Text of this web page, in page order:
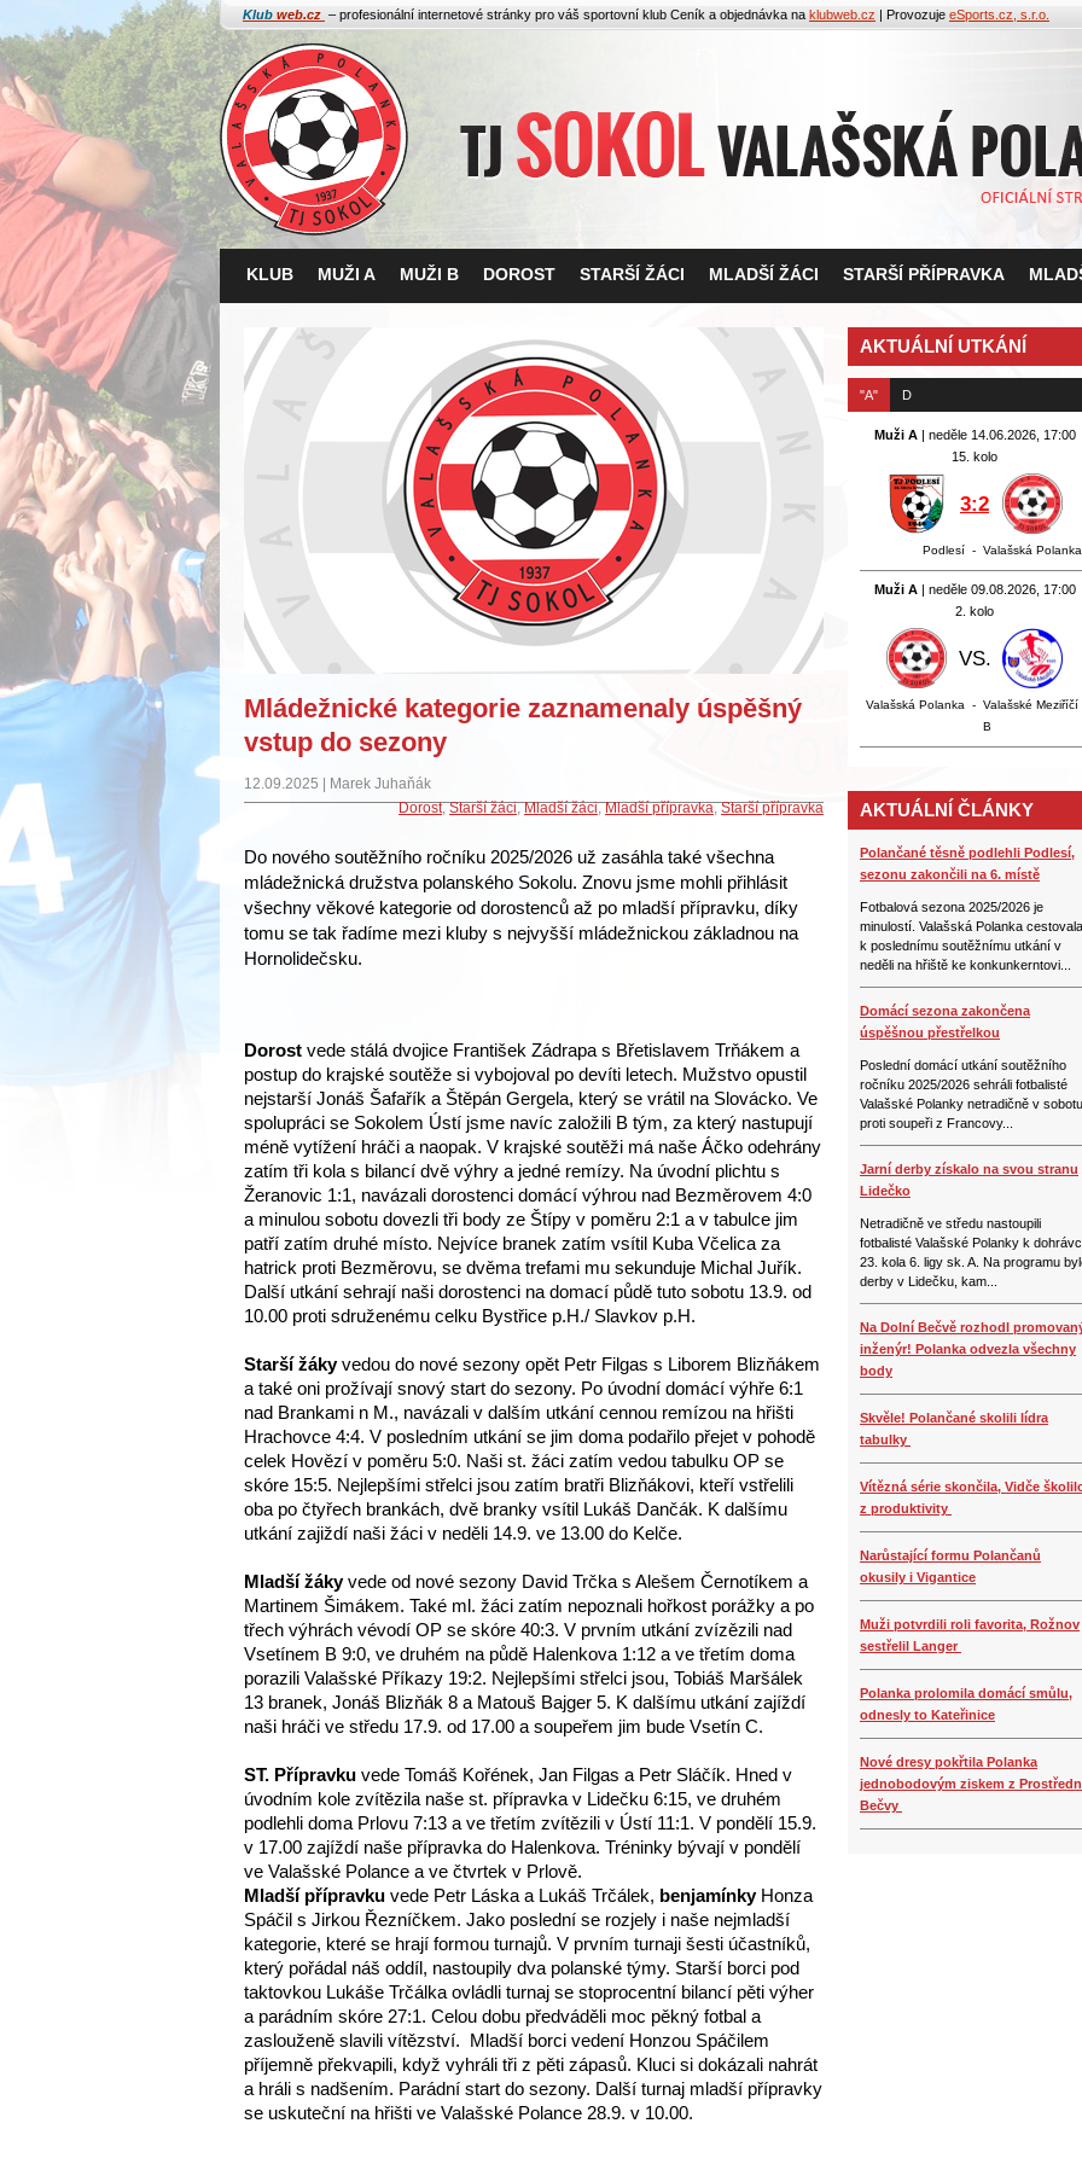
Klub web.cz – profesionální internetové stránky pro váš sportovní klub Ceník a objednávka na klubweb.cz | Provozuje eSports.cz, s.r.o.
KLUB MUŽI A MUŽI B DOROST STARŠÍ ŽÁCI MLADŠÍ ŽÁCI STARŠÍ PŘÍPRAVKA
Mládežnické kategorie zaznamenaly úspěšný
vstup do sezony
12.09.2025 | Marek Juhaňák
Dorost,Starší žáci,Mladší žáci,Mladší přípravka,Starší přípravka
Do nového soutěžního ročníku 2025/2026 už zasáhla také všechna
mládežnická družstva polanského Sokolu. Znovu jsme mohli přihlásit
všechny věkové kategorie od dorostenců až po mladší přípravku, díky
tomu se tak řadíme mezi kluby s nejvyšší mládežnickou základnou na
Hornolidečsku.
Dorost vede stálá dvojice František Zádrapa s Břetislavem Trňákem a
postup do krajské soutěže si vybojoval po devíti letech. Mužstvo opustil
nejstarší Jonáš Šafařík a Štěpán Gergela, který se vrátil na Slovácko. Ve
spolupráci se Sokolem Ústí jsme navíc založili B tým, za který nastupují
méně vytížení hráči a naopak. V krajské soutěži má naše Áčko odehrány
zatím tři kola s bilancí dvě výhry a jedné remízy. Na úvodní plichtu s
Žeranovic 1:1, navázali dorostenci domácí výhrou nad Bezměrovem 4:0
a minulou sobotu dovezli tři body ze Štípy v poměru 2:1 a v tabulce jim
patří zatím druhé místo. Nejvíce branek zatím vsítil Kuba Včelica za
hatrick proti Bezměrovu, se dvěma trefami mu sekunduje Michal Juřík.
Další utkání sehrají naši dorostenci na domací půdě tuto sobotu 13.9. od
10.00 proti sdruženému celku Bystřice p.H./ Slavkov p.H.
Starší žákyvedou do nové sezony opět Petr Filgas s Liborem Blizňákem
a také oni prožívají snový start do sezony. Po úvodní domácí výhře 6:1
nad Brankami n M., navázali v dalším utkání cennou remízou na hřišti
Hrachovce 4:4. V posledním utkání se jim doma podařilo přejet v pohodě
celek Hovězí v poměru 5:0. Naši st. žáci zatím vedou tabulku OP se
skóre 15:5. Nejlepšími střelci jsou zatím bratři Blizňákovi, kteří vstřelili
oba po čtyřech brankách, dvě branky vsítil Lukáš Dančák. K dalšímu
utkání zajiždí naši žáci v neděli 14.9. ve 13.00 do Kelče.
Mladší žákyvede od nové sezony David Trčka s Alešem Černotíkem a
Martinem Šimákem. Také ml. žáci zatím nepoznali hořkost porážky a po
třech výhrách vévodí OP se skóre 40:3. V prvním utkání zvízězili nad
Vsetínem B 9:0, ve druhém na půdě Halenkova 1:12 a ve třetím doma
porazili Valašské Příkazy 19:2. Nejlepšími střelci jsou, Tobiáš Maršálek
13 branek, Jonáš Blizňák 8 a Matouš Bajger 5. K dalšímu utkání zajíždí
naši hráči ve středu 17.9. od 17.00 a soupeřem jim bude Vsetín C.
ST. Přípravku vede Tomáš Kořének, Jan Filgas a Petr Sláčík. Hned v
úvodním kole zvítězila naše st. přípravka v Lidečku 6:15, ve druhém
podlehli doma Prlovu 7:13 a ve třetím zvítězili v Ústí 11:1. V pondělí 15.9.
v 17.00 zajíždí naše přípravka do Halenkova. Tréninky bývají v pondělí
ve Valašské Polance a ve čtvrtek v Prlově.
Mladší přípravku vede Petr Láska a Lukáš Trčálek, benjamínky Honza
Spáčil s Jirkou Řezníčkem. Jako poslední se rozjely i naše nejmladší
kategorie, které se hrají formou turnajů. V prvním turnaji šesti účastníků,
který pořádal náš oddíl, nastoupily dva polanské týmy. Starší borci pod
taktovkou Lukáše Trčálka ovládli turnaj se stoprocentní bilancí pěti výher
a parádním skóre 27:1. Celou dobu předváděli moc pěkný fotbal a
zaslouženě slavili vítězství. Mladší borci vedení Honzou Spáčilem
příjemně překvapili, když vyhráli tři z pěti zápasů. Kluci si dokázali nahrát
a hráli s nadšením. Parádní start do sezony. Další turnaj mladší přípravky
se uskuteční na hřišti ve Valašské Polance 28.9. v 10.00.
AKTUÁLNÍ UTKÁNÍ
"A" D
Muži A| neděle 14.06.2026, 17:00
15. kolo
3:2
Podlesí - Valašská Polanka
Muži A| neděle 09.08.2026, 17:00
2. kolo
VS.
Valašská Polanka - Valašské Meziříčí
B
AKTUÁLNÍ ČLÁNKY
Polančané těsně podlehli Podlesí,
sezonu zakončili na 6. místě
Fotbalová sezona 2025/2026 je
minulostí. Valašská Polanka cestovala
k poslednímu soutěžnímu utkání v
neděli na hřiště ke konkunkerntovi...
Domácí sezona zakončena
úspěšnou přestřelkou
Poslední domácí utkání soutěžního
ročníku 2025/2026 sehráli fotbalisté
Valašské Polanky netradičně v sobotu
proti soupeři z Francovy...
Jarní derby získalo na svou stranu
Lidečko
Netradičně ve středu nastoupili
fotbalisté Valašské Polanky k
23. kola 6. ligy sk. A. Na programu
derby v Lidečku, kam...
Na Dolní Bečvě rozhodl
inženýr! Polanka odvezla všechny
body
Skvěle! Polančané skolili lídra
tabulky
Vítězná série skončila, Vidče
z produktivity
Narůstající formu Polančanů
okusily i Vigantice
Muži potvrdili roli favorita, Rožnov
sestřelil Langer
Polanka prolomila domácí smůlu,
odnesly to Kateřinice
Nové dresy pokřtila Polanka
jednobodovým ziskem z
Bečvy